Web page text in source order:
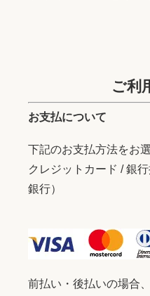
ご利
お支払について
下記のお支払方法をお
クレジットカード / 銀
銀行）
前払い・後払いの場合